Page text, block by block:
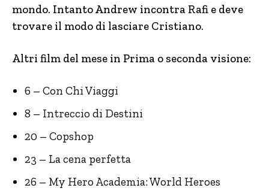
mondo. Intanto Andrew incontra Rafi e deve
trovare il modo di lasciare Cristiano.
Altri film del mese in Prima o seconda visione:
6 – Con Chi Viaggi
8 – Intreccio di Destini
20 – Copshop
23 – La cena perfetta
26 – My Hero Academia: World Heroes